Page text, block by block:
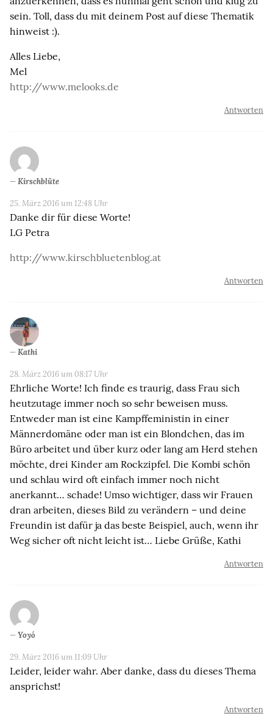
sein. Toll, dass du mit deinem Post auf diese Thematik
hinweist :).
Alles Liebe,
Mel
http://www.melooks.de
Antworten
Kirschblüte
25. März 2016 um 12:48 Uhr
Danke dir für diese Worte!
LG Petra
http://www.kirschbluetenblog.at
Antworten
Kathi
28. März 2016 um 08:17 Uhr
Ehrliche Worte! Ich finde es traurig, dass Frau sich
heutzutage immer noch so sehr beweisen muss.
Entweder man ist eine Kampffeministin in einer
Männerdomäne oder man ist ein Blondchen, das im
Büro arbeitet und über kurz oder lang am Herd stehen
möchte, drei Kinder am Rockzipfel. Die Kombi schön
und schlau wird oft einfach immer noch nicht
anerkannt… schade! Umso wichtiger, dass wir Frauen
dran arbeiten, dieses Bild zu verändern – und deine
Freundin ist dafür ja das beste Beispiel, auch, wenn ihr
Weg sicher oft nicht leicht ist… Liebe Grüße, Kathi
Antworten
Yoyó
29. März 2016 um 11:09 Uhr
Leider, leider wahr. Aber danke, dass du dieses Thema
ansprichst!
Antworten